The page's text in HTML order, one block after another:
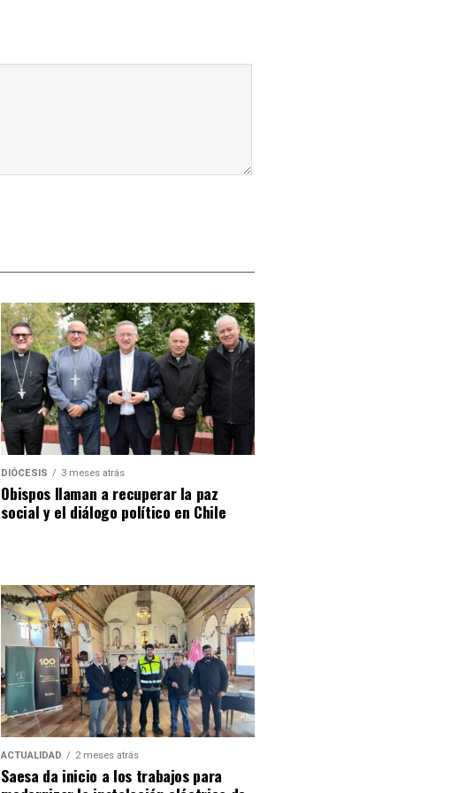
DIÓCESIS 3 meses atrás
Obispos llaman a recuperar la paz
social y el diálogo político en Chile
ACTUALIDAD 2 meses atrás
Saesa da inicio a los trabajos para